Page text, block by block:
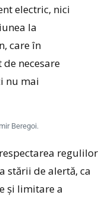
electric, nici
la
care în
necesare
nu mai
Beregoi.
regulilor
stării de alertă, ca
și limitare a